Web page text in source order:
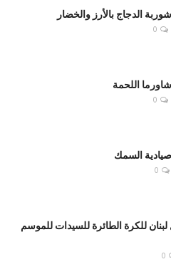
الدجاج بالأرز والخضار
0
اللحمة
0
السمك
0
للكرة الطائرة للسيدات للموسم
0